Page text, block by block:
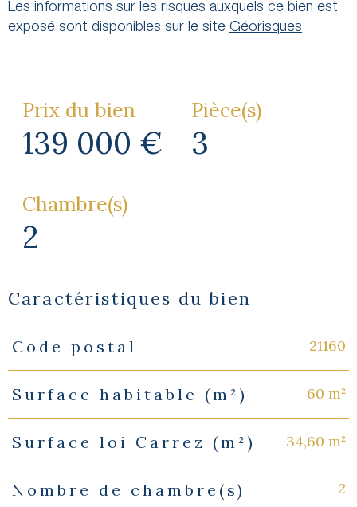
Les informations sur les risques auxquels ce bien est
exposé sont disponibles sur le site Géorisques
Prix du bien
139 000 €
Pièce(s)
3
Chambre(s)
2
Caractéristiques du bien
Caractéristiques Valeurs
Code postal 21160
Surface habitable (m²) 60 m²
Surface loi Carrez (m²) 34,60 m²
Nombre de chambre(s) 2